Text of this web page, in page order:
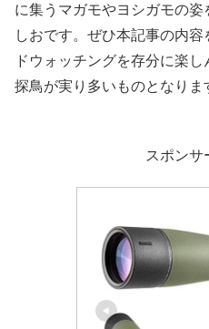
に集うマガモやヨシガモの
しおです。ぜひ本記事の内
ドウォッチングを存分に楽
探鳥が実り多いものとなりま
スポンサ